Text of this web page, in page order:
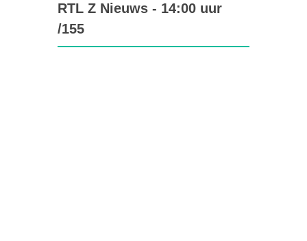
RTL Z Nieuws - 14:00 uur
/155